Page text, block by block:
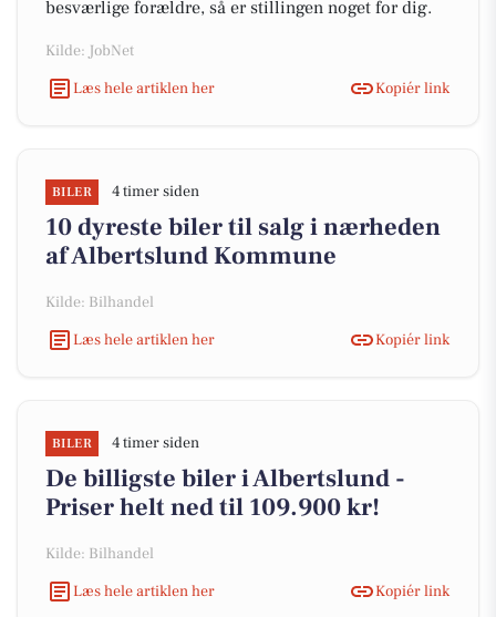
besværlige forældre, så er stillingen noget for dig.
Kilde: JobNet
Læs hele artiklen her
Kopiér link
BILER 4 timer siden
10 dyreste biler til salg i nærheden
af Albertslund Kommune
Kilde: Bilhandel
Læs hele artiklen her
Kopiér link
BILER 4 timer siden
De billigste biler i Albertslund -
Priser helt ned til 109.900 kr!
Kilde: Bilhandel
Læs hele artiklen her
Kopiér link